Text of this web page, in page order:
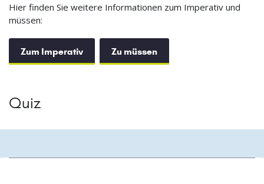
Hier finden Sie weitere Informationen zum Imperativ und
müssen:
Zum Imperativ Zu müssen
Quiz